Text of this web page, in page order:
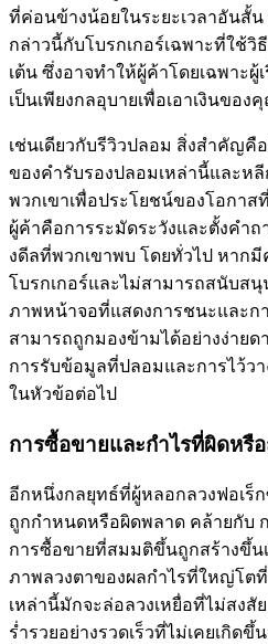
ที่ค่อนข้างน้อยในระยะเวลาอันสั้น
กล่าวนี้กับโบรกเกอร์เฉพาะที่ใช้
เต้น ซึ่งอาจทำให้ผู้ค้าโดยเฉพาะ
เป็นเพียงกลอุบายเพื่อเอาเงินของ
เช่นเดียวกับรีวิวปลอม สิ่งสำคัญคื
ของคำรับรองปลอมเหล่านี้และห
พวกเขาเพื่อประโยชน์ของโอกา
ผู้ค้าคือการระมัดระวังและตั้งคำ
งดีลที่พวกเขาพบ โดยทั่วไป หากมี
โบรกเกอร์และไม่สามารถสนับส
ภาพหน้าจอที่แสดงการชนะและก
สามารถถูกมองข้ามได้อย่างง่ายด
การรับข้อมูลที่ปลอมและการไว้ว
ในหัวข้อต่อไป
การซื้อขายและกำไรที่ผิดหรื
อีกหนึ่งกลยุทธ์ที่ผู้หลอกลวงฟอเร็
ถูกกำหนดหรือผิดพลาด คล้ายกับ
การซื้อขายที่สมมติขึ้นถูกสร้างขึ้น
ภาพลวงตาของผลกำไรที่ใหญ่โต
เหล่านี้มักจะล่อลวงเหยื่อที่ไม่สง
ร่ำรวยอย่างรวดเร็วที่ไม่เคยเกิด